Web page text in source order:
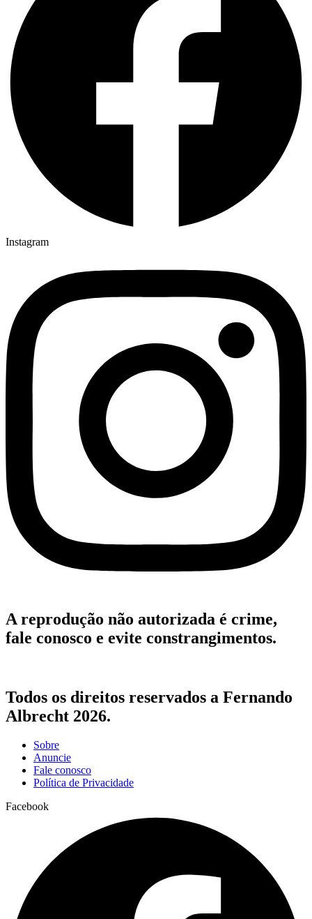
Instagram
A reprodução não autorizada é crime,
fale conosco e evite constrangimentos.
Todos os direitos reservados a Fernando
Albrecht 2026.
Sobre
Anuncie
Fale conosco
Política de Privacidade
Facebook